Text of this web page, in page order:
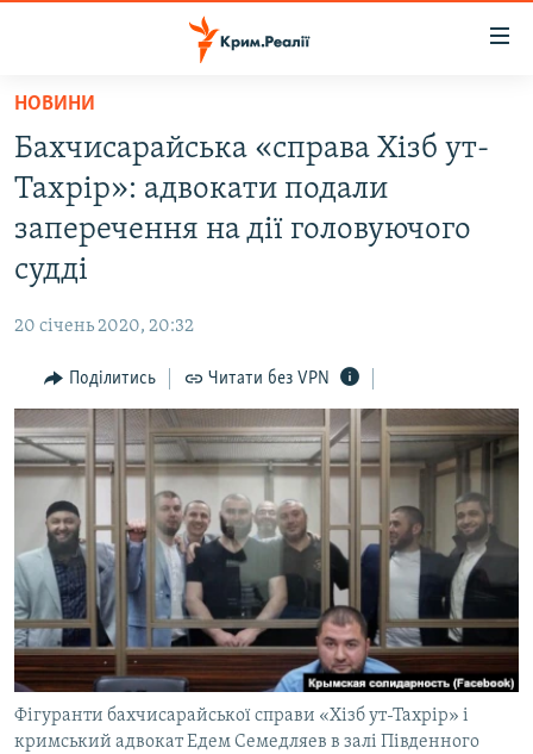
Перейти
основного
матеріалу
Перейти
до
основної
Перейти
пошуку
ВОДА.КРИМ
ВІДЕО ТА ФОТО
ПОЛІТИКА
ІНТЕРВ'Ю
ВСЕ ЗА ДЕНЬ
СПЕЦПРОЕКТИ
ДЕПОРТАЦІЯ
ВІДЕОУРОКИ «ELIFBE»
СВІДЧЕННЯ ОКУПАЦІЇ
УКРАЇНСЬКА ПРОБЛЕМА КРИМУ
ІНФОГРАФІКА
ЯК ОБІЙТИ БЛОКУВАННЯ
Русский
Qırımtatar
ДОЛУЧАЙСЯ!
НОВИНИ
Бахчисарайська «справа Хізб ут-
Тахрір»: адвокати подали
заперечення на дії головуючого
судді
20 січень 2020, 20:32
Поділитись Читати без VPN
Фігуранти бахчисарайської справи «Хізб ут-Тахрір» і
кримський адвокат Едем Семедляев в залі Південного